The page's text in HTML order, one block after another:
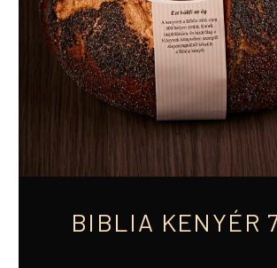
BIBLIA KENYÉR